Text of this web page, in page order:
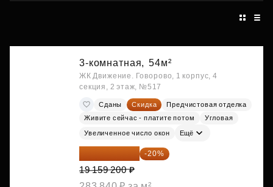
3-комнатная, 54м²
ЖК Движение. Говорово, 1 корпус, 4
секция, 2 этаж, №517
Сданы Скидка
Предчистовая отделка
Живите сейчас - платите потом
Угловая
Увеличенное число окон Ещё
15 327 360 ₽ -20%
19 159 200 ₽